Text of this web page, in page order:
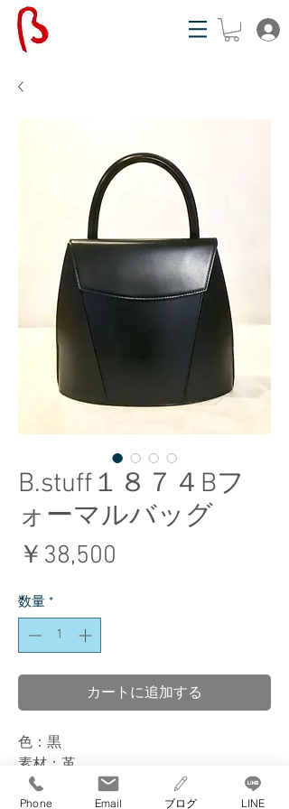
B.stuff１８７４Bフ
ォーマルバッグ
￥38,500
数量 *
カートに追加する
色：黒
素材：革
サイズ：縦 2３cm 横 2３cm 底マチ最
Phone Email ブログ LINE